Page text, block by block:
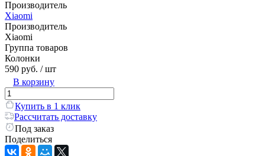
Производитель
Xiaomi
Производитель
Xiaomi
Группа товаров
Колонки
590 руб. / шт
В корзину
Купить в 1 клик
Рассчитать доставку
Под заказ
Поделиться